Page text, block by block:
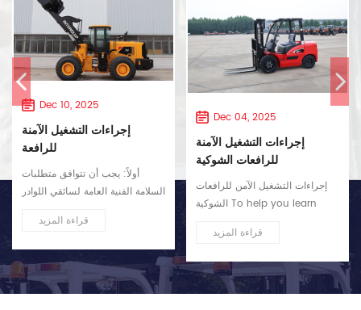
Dec 10, 2025
إجراءات التشغيل الآمنة
للرافعة
أولاً: يجب أن تتوافق متطلبات
السلامة الفنية العامة لسائقي اللوادر
المتطلبات الفنية العامة لآلات الحفر
preparatory work before the
loader starts ...
قراءة المزيد
Dec 04, 2025
إجراءات التشغيل الآمنة
للرافعات الشوكية
إجراءات التشغيل الآمن للرافعات
الشوكية To help you learn
we share the forklift safe
hope this will be helpful! I.
Forklift Inspection 1. Before
قراءة المزيد